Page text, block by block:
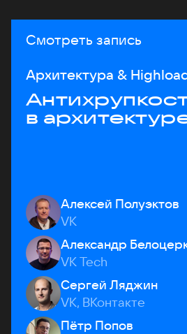
Смотреть запись
Архитектура &
в
Алексей Полуэктов
VK
Александр
VK Tech
Сергей Ляджин
VK, ВКонтакте
Пётр Попов